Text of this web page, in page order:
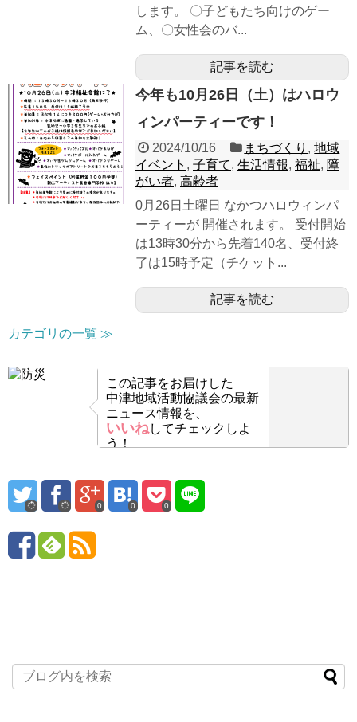
します。 〇子どもたち向けのゲー
ム、〇女性会のバ...
記事を読む
今年も10月26日（土）はハロウ
ィンパーティーです！
2024/10/16 まちづくり ,地域
イベント , 子育て, 生活情報, 福祉, 障
がい者, 高齢者
0月26日土曜日 なかつハロウィンパ
ーティーが 開催されます。 受付開始
は13時30分から先着140名、受付終
了は15時予定（チケット...
記事を読む
カテゴリの一覧 ≫
この記事をお届けした
中津地域活動協議会の最新
ニュース情報を、
いいねしてチェックしよ
う！
0 0 0